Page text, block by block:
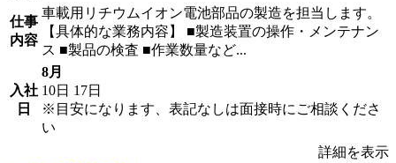
仕事
内容
車載用リチウムイオン電池部品の製造を担当します。
【具体的な業務内容】 ■製造装置の操作・メンテナン
ス ■製品の検査 ■作業数量など...
入社
日
8月
10日 17日
※目安になります、表記なしは面接時にご相談くださ
い
詳細を表示